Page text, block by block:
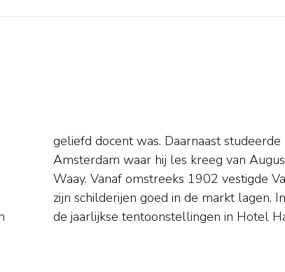
de jaarlijkse tentoonstellingen in Hotel